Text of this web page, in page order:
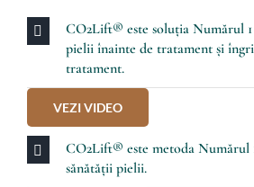
CO2Lift® este soluția Numărul
pielii înainte de tratament și
tratament.
VEZI VIDEO
CO2Lift® este metoda Numărul
sănătății pielii.